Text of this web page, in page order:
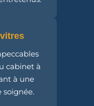
cabinet à
à une
soignée.